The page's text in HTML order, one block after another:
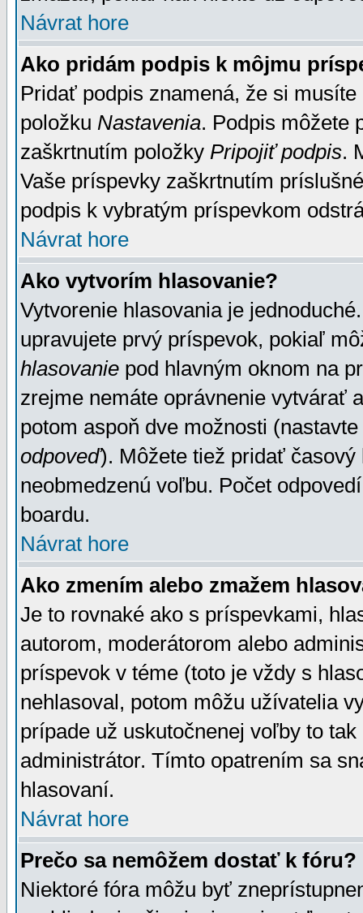
Návrat hore
Ako pridám podpis k môjmu
Pridať podpis znamená, že si
položku Nastavenia. Podpis môžete
zaškrtnutím položky Pripojiť podpis.
Vaše príspevky zaškrtnutím
podpis k vybratým príspevkom
Návrat hore
Ako vytvorím hlasovanie?
Vytvorenie hlasovania je
upravujete prvý príspevok, pokiaľ
hlasovanie pod hlavným oknom na
zrejme nemáte oprávnenie vytvárať
potom aspoň dve možnosti
odpoveď). Môžete tiež pridať
neobmedzenú voľbu. Počet
boardu.
Návrat hore
Ako zmením alebo zmažem
Je to rovnaké ako s príspevkami,
autorom, moderátorom alebo
príspevok v téme (toto je vždy s
nehlasoval, potom môžu užívatelia
prípade už uskutočnenej voľby to
administrátor. Tímto opatrením sa
hlasovaní.
Návrat hore
Prečo sa nemôžem dostať k fóru?
Niektoré fóra môžu byť